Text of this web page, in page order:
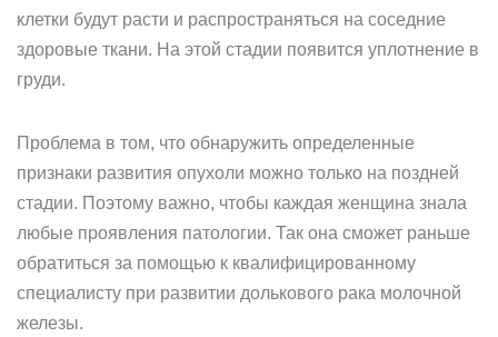
клетки будут расти и распространяться на соседние
здоровые ткани. На этой стадии появится уплотнение в
груди.
Проблема в том, что обнаружить определенные
признаки развития опухоли можно только на поздней
стадии. Поэтому важно, чтобы каждая женщина знала
любые проявления патологии. Так она сможет раньше
обратиться за помощью к квалифицированному
специалисту при развитии долькового рака молочной
железы.